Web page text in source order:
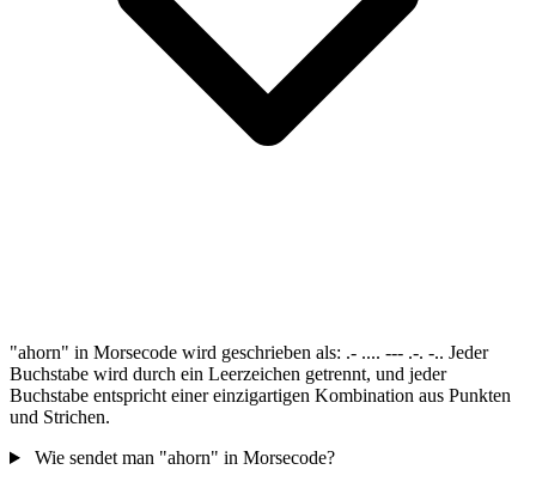
"ahorn" in Morsecode wird geschrieben als: .- .... --- .-. -.. Jeder
Buchstabe wird durch ein Leerzeichen getrennt, und jeder
Buchstabe entspricht einer einzigartigen Kombination aus Punkten
und Strichen.
Wie sendet man "ahorn" in Morsecode?